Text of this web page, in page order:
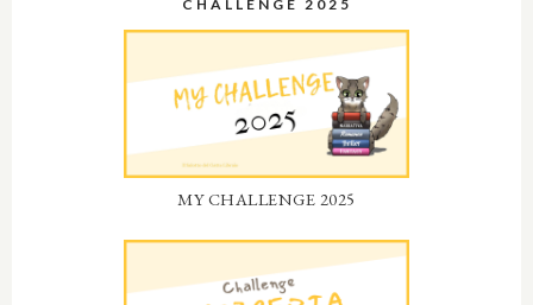
CHALLENGE 2025
MY CHALLENGE 2025